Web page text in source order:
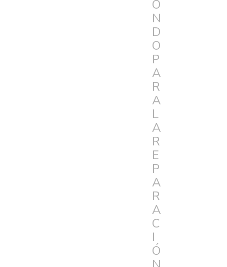
O
N
D
O
P
A
R
A
L
A
R
E
P
A
R
A
C
I
Ó